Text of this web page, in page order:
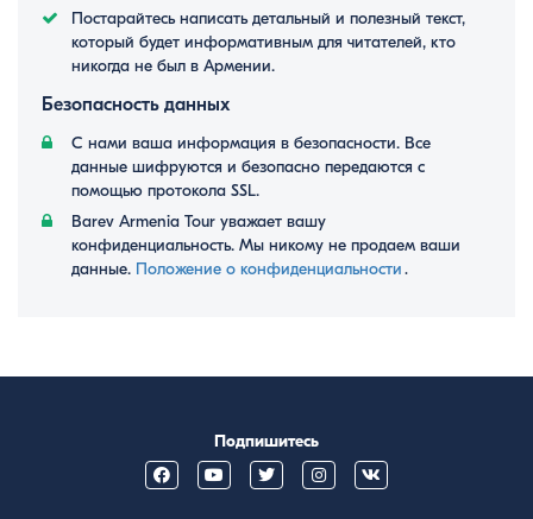
Постарайтесь написать детальный и полезный текст,
который будет информативным для читателей, кто
никогда не был в Армении.
Безопасность данных
С нами ваша информация в безопасности. Все
данные шифруются и безопасно передаются с
помощью протокола SSL.
Barev Armenia Tour уважает вашу
конфиденциальность. Мы никому не продаем ваши
данные. Положение о конфиденциальности․
Подпишитесь